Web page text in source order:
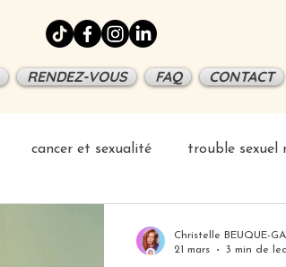
RENDEZ-VOUS FAQ CONTACT
cancer et sexualité trouble sexuel
Christelle BEUQUE-
21 mars
3 min de